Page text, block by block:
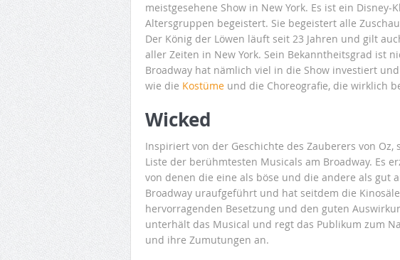
meistgesehene Show in New York. Es ist ein Disney-
Altersgruppen begeistert. Sie begeistert alle
Der König der Löwen läuft seit 23 Jahren und gilt
aller Zeiten in New York. Sein Bekanntheitsgrad ist
Broadway hat nämlich viel in die Show investiert
wie die Kostüme und die Choreografie, die wirklich
Wicked
Inspiriert von der Geschichte des Zauberers von
Liste der berühmtesten Musicals am Broadway. Es
von denen die eine als böse und die andere als gut
Broadway uraufgeführt und hat seitdem die
hervorragenden Besetzung und den guten
unterhält das Musical und regt das Publikum zum
und ihre Zumutungen an.